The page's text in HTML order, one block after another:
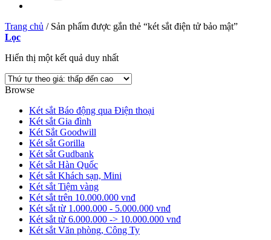
Trang chủ /Sản phẩm được gắn thẻ “két sắt điện tử bảo mật”
Lọc
Hiển thị một kết quả duy nhất
Browse
Két sắt Báo động qua Điện thoại
Két sắt Gia đình
Két Sắt Goodwill
Két sắt Gorilla
Két sắt Gudbank
Két sắt Hàn Quốc
Két sắt Khách sạn, Mini
Két sắt Tiệm vàng
Két sắt trên 10.000.000 vnđ
Két sắt từ 1.000.000 - 5.000.000 vnđ
Két sắt từ 6.000.000 -> 10.000.000 vnđ
Két sắt Văn phòng, Công Ty